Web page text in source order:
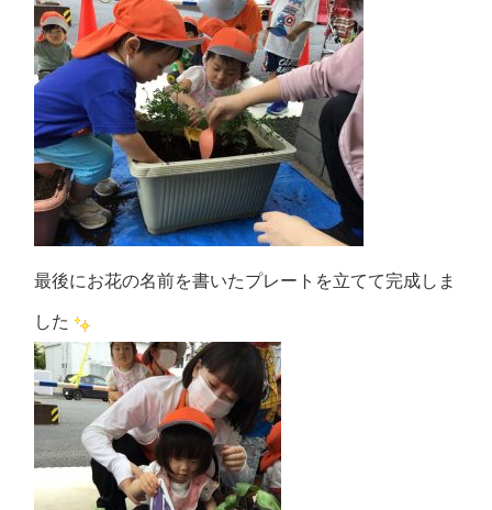
最後にお花の名前を書いたプレートを立てて完成しま
した